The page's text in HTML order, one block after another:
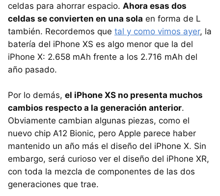
celdas para ahorrar espacio. Ahora esas dos
celdas se convierten en una sola en forma de L
también. Recordemos que tal y como vimos ayer, la
batería del iPhone XS es algo menor que la del
iPhone X: 2.658 mAh frente a los 2.716 mAh del
año pasado.
Por lo demás, el iPhone XS no presenta muchos
cambios respecto a la generación anterior.
Obviamente cambian algunas piezas, como el
nuevo chip A12 Bionic, pero Apple parece haber
mantenido un año más el diseño del iPhone X. Sin
embargo, será curioso ver el diseño del iPhone XR,
con toda la mezcla de componentes de las dos
generaciones que trae.